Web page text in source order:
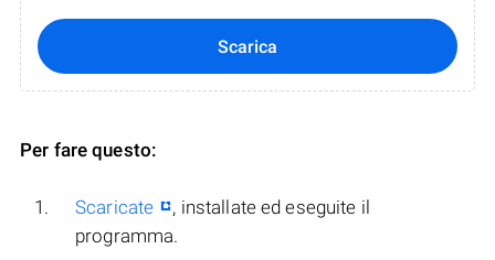
Scarica
Per fare questo:
Scaricate
, installate ed eseguite il
programma.